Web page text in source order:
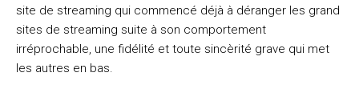
site de streaming qui commencé déjà à déranger les grand
sites de streaming suite à son comportement
irréprochable, une fidélité et toute sincèrité grave qui met
les autres en bas.